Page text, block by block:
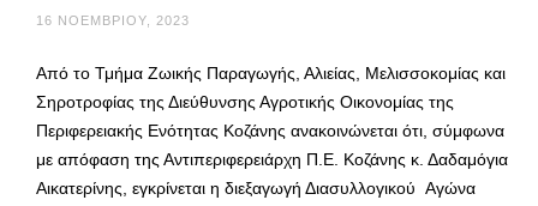
16 ΝΟΕΜΒΡΊΟΥ, 2023
Από το Τμήμα Ζωικής Παραγωγής, Αλιείας, Μελισσοκομίας και
Σηροτροφίας της Διεύθυνσης Αγροτικής Οικονομίας της
Περιφερειακής Ενότητας Κοζάνης ανακοινώνεται ότι, σύμφωνα
με απόφαση της Αντιπεριφερειάρχη Π.Ε. Κοζάνης κ. Δαδαμόγια
Αικατερίνης, εγκρίνεται η διεξαγωγή Διασυλλογικού Αγώνα